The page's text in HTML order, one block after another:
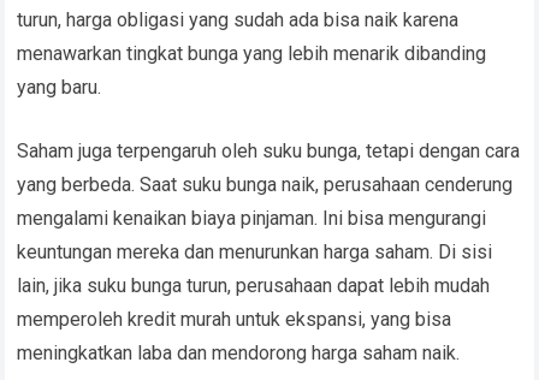
turun, harga obligasi yang sudah ada bisa naik karena
menawarkan tingkat bunga yang lebih menarik dibanding
yang baru.
Saham juga terpengaruh oleh suku bunga, tetapi dengan cara
yang berbeda. Saat suku bunga naik, perusahaan cenderung
mengalami kenaikan biaya pinjaman. Ini bisa mengurangi
keuntungan mereka dan menurunkan harga saham. Di sisi
lain, jika suku bunga turun, perusahaan dapat lebih mudah
memperoleh kredit murah untuk ekspansi, yang bisa
meningkatkan laba dan mendorong harga saham naik.